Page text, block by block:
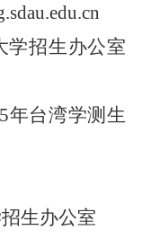
学招生办公室
年台湾学测生
生办公室